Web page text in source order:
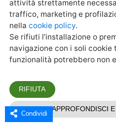
Condividi